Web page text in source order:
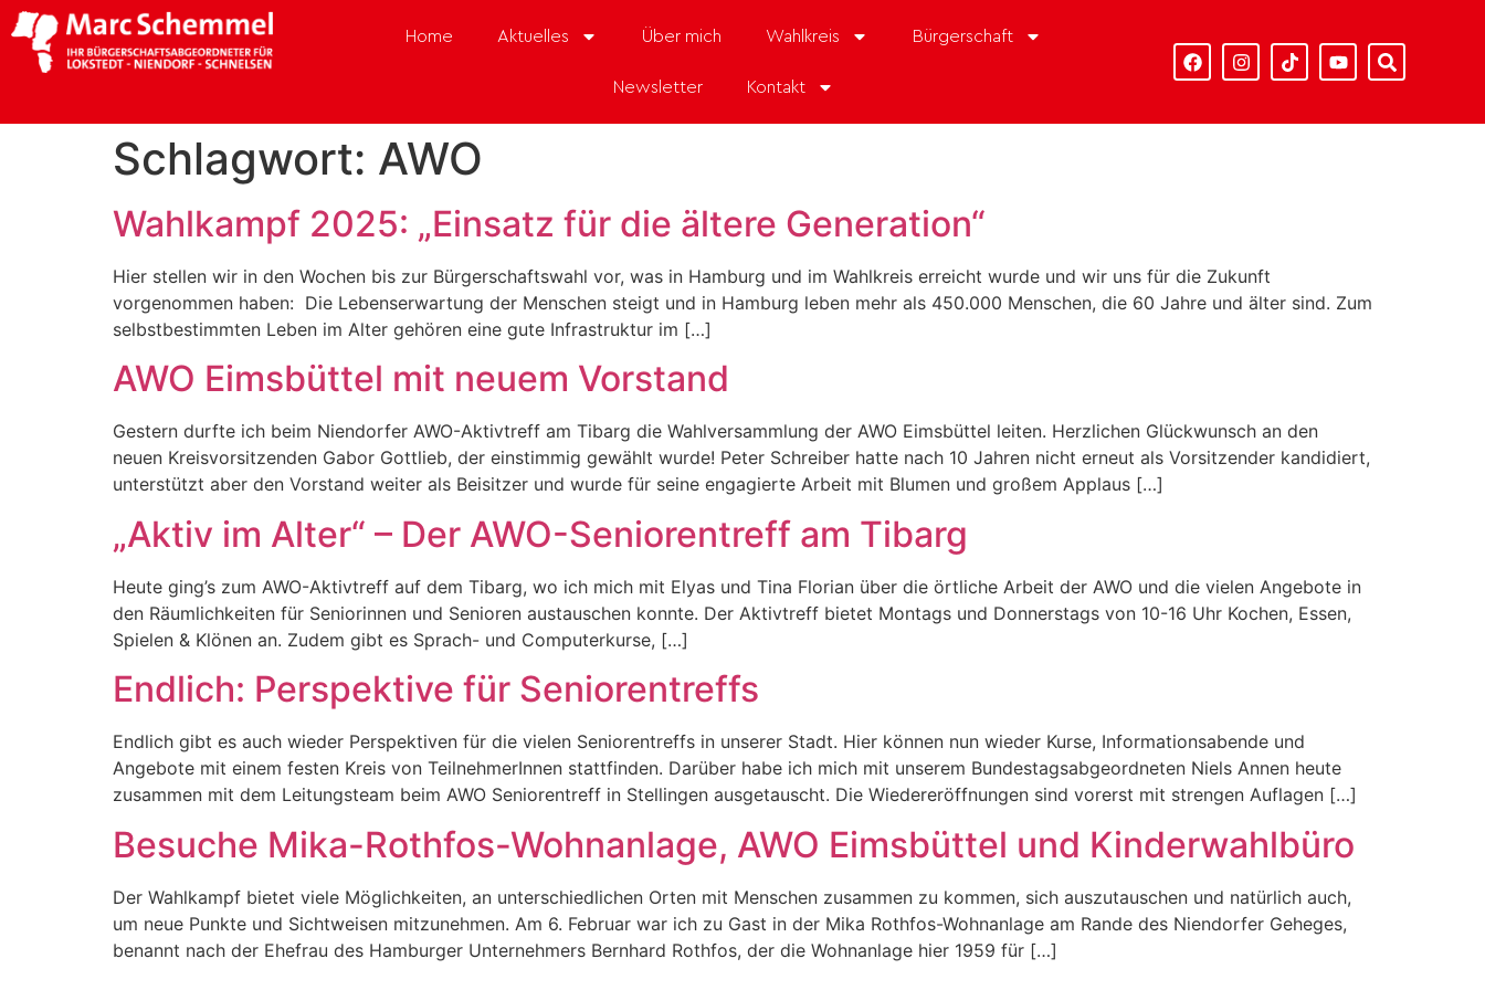
Home Aktuelles Über mich Wahlkreis Bürgerschaft
Newsletter Kontakt
Schlagwort: AWO
Wahlkampf 2025: „Einsatz für die ältere Generation“
Hier stellen wir in den Wochen bis zur Bürgerschaftswahl vor, was in Hamburg und im Wahlkreis erreicht wurde und wir uns für die Zukunft
vorgenommen haben: Die Lebenserwartung der Menschen steigt und in Hamburg leben mehr als 450.000 Menschen, die 60 Jahre und älter sind. Zum
selbstbestimmten Leben im Alter gehören eine gute Infrastruktur im […]
AWO Eimsbüttel mit neuem Vorstand
Gestern durfte ich beim Niendorfer AWO-Aktivtreff am Tibarg die Wahlversammlung der AWO Eimsbüttel leiten. Herzlichen Glückwunsch an den
neuen Kreisvorsitzenden Gabor Gottlieb, der einstimmig gewählt wurde! Peter Schreiber hatte nach 10 Jahren nicht erneut als Vorsitzender kandidiert,
unterstützt aber den Vorstand weiter als Beisitzer und wurde für seine engagierte Arbeit mit Blumen und großem Applaus […]
„Aktiv im Alter“ – Der AWO-Seniorentreff am Tibarg
Heute ging’s zum AWO-Aktivtreff auf dem Tibarg, wo ich mich mit Elyas und Tina Florian über die örtliche Arbeit der AWO und die vielen Angebote in
den Räumlichkeiten für Seniorinnen und Senioren austauschen konnte. Der Aktivtreff bietet Montags und Donnerstags von 10-16 Uhr Kochen, Essen,
Spielen & Klönen an. Zudem gibt es Sprach- und Computerkurse, […]
Endlich: Perspektive für Seniorentreffs
Endlich gibt es auch wieder Perspektiven für die vielen Seniorentreffs in unserer Stadt. Hier können nun wieder Kurse, Informationsabende und
Angebote mit einem festen Kreis von TeilnehmerInnen stattfinden. Darüber habe ich mich mit unserem Bundestagsabgeordneten Niels Annen heute
zusammen mit dem Leitungsteam beim AWO Seniorentreff in Stellingen ausgetauscht. Die Wiedereröffnungen sind vorerst mit strengen Auflagen […]
Besuche Mika-Rothfos-Wohnanlage, AWO Eimsbüttel und Kinderwahlbüro
Der Wahlkampf bietet viele Möglichkeiten, an unterschiedlichen Orten mit Menschen zusammen zu kommen, sich auszutauschen und natürlich auch,
um neue Punkte und Sichtweisen mitzunehmen. Am 6. Februar war ich zu Gast in der Mika Rothfos-Wohnanlage am Rande des Niendorfer Geheges,
benannt nach der Ehefrau des Hamburger Unternehmers Bernhard Rothfos, der die Wohnanlage hier 1959 für […]